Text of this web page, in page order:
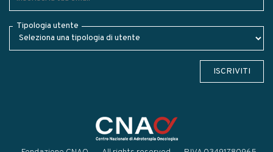
Tipologia utente
ISCRIVITI